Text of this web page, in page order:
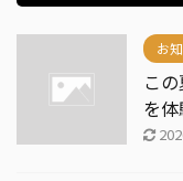
お
こ
を